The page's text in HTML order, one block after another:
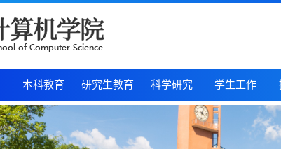
本科教育 研究生教育 科学研究 学生工作